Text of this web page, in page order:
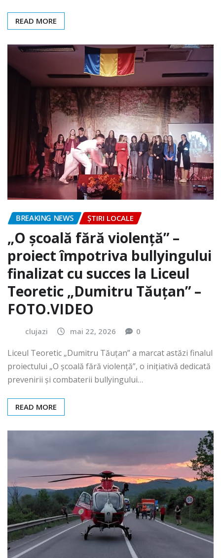
READ MORE
BREAKING NEWS ȘTIRI LOCALE
„O școală fără violență” –
proiect împotriva bullyingului
finalizat cu succes la Liceul
Teoretic „Dumitru Tăuțan” –
FOTO.VIDEO
clujazi mai 22, 2026 0
Liceul Teoretic „Dumitru Tăuțan” a marcat astăzi finalul
proiectului „O școală fără violență”, o inițiativă dedicată
prevenirii și combaterii bullyingului…
READ MORE